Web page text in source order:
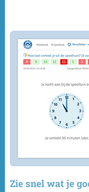
Zie snel wat je